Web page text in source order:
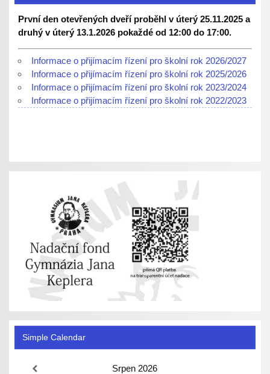
První den otevřených dveří proběhl v úterý 25.11.2025 a
druhý v úterý 13.1.2026 pokaždé od 12:00 do 17:00.
Informace o přijímacím řízení pro školní rok 2026/2027
Informace o přijímacím řízení pro školní rok 2025/2026
Informace o přijímacím řízení pro školní rok 2023/2024
Informace o přijímacím řízení pro školní rok 2022/2023
Simple Calendar
Srpen 2026